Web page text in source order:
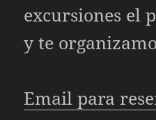
excursiones el
y te
Email para